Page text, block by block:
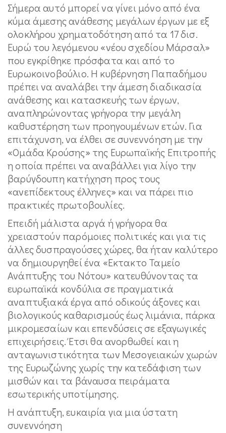
Σήμερα αυτό μπορεί να γίνει μόνο από ένα
κύμα άμεσης ανάθεσης μεγάλων έργων με εξ
ολοκλήρου χρηματοδότηση από τα 17 δισ.
Ευρώ του λεγόμενου «νέου σχεδίου Μάρσαλ»
που εγκρίθηκε πρόσφατα και από το
Ευρωκοινοβούλιο. Η κυβέρνηση Παπαδήμου
πρέπει να αναλάβει την άμεση διαδικασία
ανάθεσης και κατασκευής των έργων,
αναπληρώνοντας γρήγορα την μεγάλη
καθυστέρηση των προηγουμένων ετών. Για
επιτάχυνση, να έλθει σε συνεννόηση με την
«Ομάδα Κρούσης» της Ευρωπαϊκής Επιτροπής
η οποία πρέπει να αναβάλλει για λίγο την
βαρύγδουπη κατήχηση προς τους
«ανεπίδεκτους έλληνες» και να πάρει πιο
πρακτικές πρωτοβουλίες.
Επειδή μάλιστα αργά ή γρήγορα θα
χρειαστούν παρόμοιες πολιτικές και για τις
άλλες δυσπραγούσες χώρες, θα ήταν καλύτερο
να δημιουργηθεί ένα «Εκτακτο Ταμείο
Ανάπτυξης του Νότου» κατευθύνοντας τα
ευρωπαϊκά κονδύλια σε πραγματικά
αναπτυξιακά έργα από οδικούς άξονες και
βιολογικούς καθαρισμούς έως λιμάνια, πάρκα
μικρομεσαίων και επενδύσεις σε εξαγωγικές
επιχειρήσεις. Έτσι θα ανορθωθεί και η
ανταγωνιστικότητα των Μεσογειακών χωρών
της Ευρωζώνης χωρίς την κατεδάφιση των
μισθών και τα βάναυσα πειράματα
εσωτερικής υποτίμησης.
Η ανάπτυξη, ευκαιρία για μια ύστατη
συνεννόηση